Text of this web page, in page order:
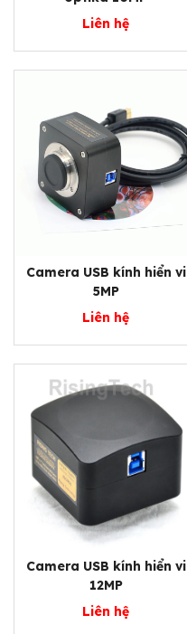
Liên hệ
Camera USB kính hiển vi
5MP
Liên hệ
Camera USB kính hiển vi
12MP
Liên hệ